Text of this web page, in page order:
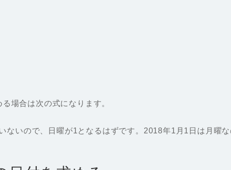
場合は次の式になります。
ないので、日曜が1となるはずです。2018年1月1日は月曜な